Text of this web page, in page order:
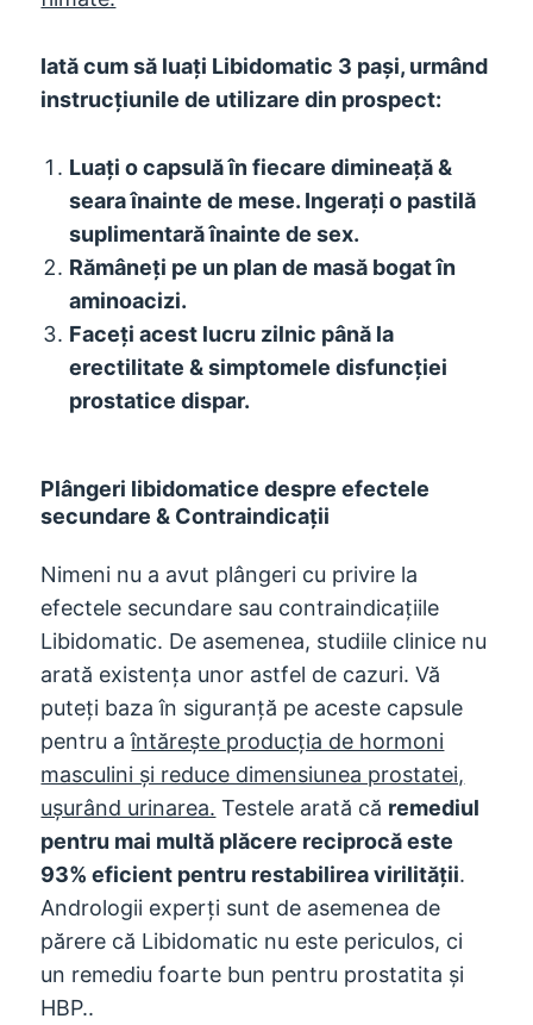
Iată cum să luați Libidomatic 3 pași, urmând
instrucțiunile de utilizare din prospect:
Luați o capsulă în fiecare dimineață &
seara înainte de mese. Ingerați o pastilă
suplimentară înainte de sex.
Rămâneți pe un plan de masă bogat în
aminoacizi.
Faceți acest lucru zilnic până la
erectilitate & simptomele disfuncției
prostatice dispar.
Plângeri libidomatice despre efectele
secundare & Contraindicații
Nimeni nu a avut plângeri cu privire la
efectele secundare sau contraindicațiile
Libidomatic. De asemenea, studiile clinice nu
arată existența unor astfel de cazuri. Vă
puteți baza în siguranță pe aceste capsule
pentru aîntărește producția de hormoni
masculini și reduce dimensiunea prostatei,
ușurând urinarea. Testele arată că remediul
pentru mai multă plăcere reciprocă este
93% eficient pentru restabilirea virilității.
Andrologii experți sunt de asemenea de
părere că Libidomatic nu este periculos, ci
un remediu foarte bun pentru prostatita și
HBP..